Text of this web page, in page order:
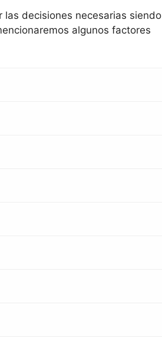
las decisiones necesarias siendo
algunos factores